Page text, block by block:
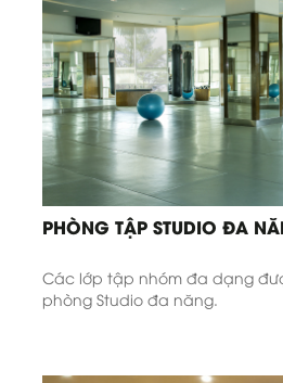
PHÒNG TẬP STUDIO ĐA
Các lớp tập nhóm đa dạng
phòng Studio đa năng.